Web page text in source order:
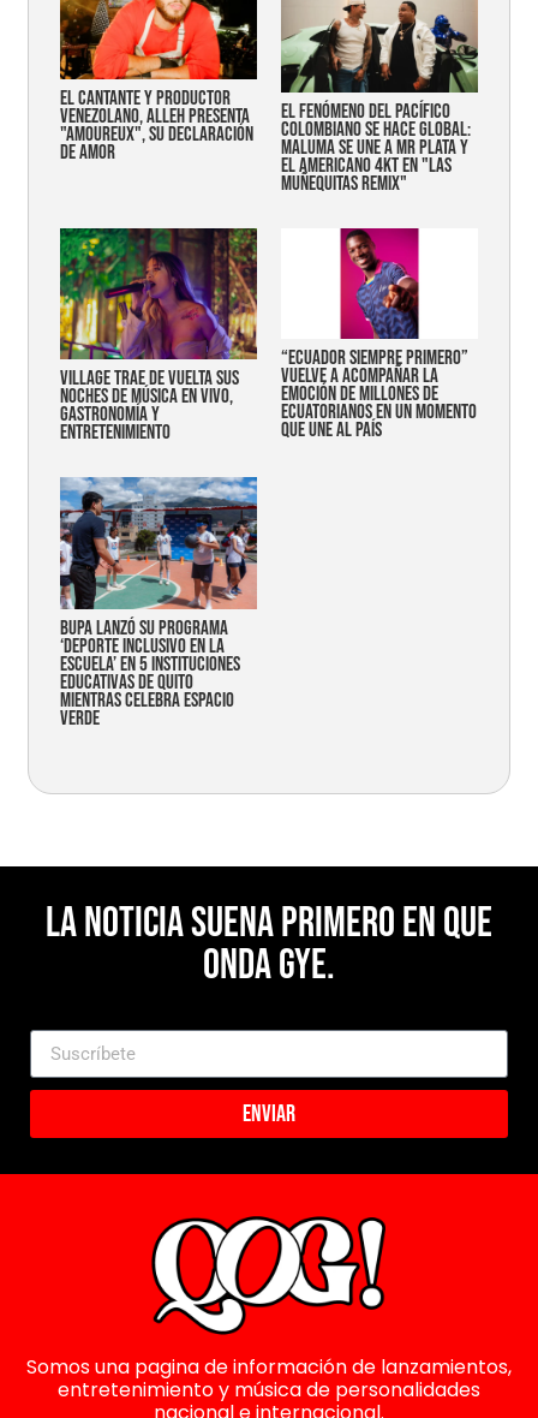
EL CANTANTE Y PRODUCTOR
VENEZOLANO, ALLEH PRESENTA
"AMOUREUX", SU DECLARACIÓN
DE AMOR
EL FENÓMENO DEL PACÍFICO
COLOMBIANO SE HACE GLOBAL:
MALUMA SE UNE A MR PLATA Y
EL AMERICANO 4KT EN "LAS
MUÑEQUITAS REMIX"
Village trae de vuelta sus
noches de música en vivo,
gastronomía y
entretenimiento
“Ecuador siempre primero”
vuelve a acompañar la
emoción de millones de
ecuatorianos en un momento
que une al país
Bupa lanzó su programa
‘Deporte Inclusivo en la
Escuela’ en 5 instituciones
educativas de Quito
mientras celebra espacio
verde
La noticia suena primero en Que
Onda Gye.
Enviar
Somos una pagina de información de lanzamientos,
entretenimiento y música de personalidades